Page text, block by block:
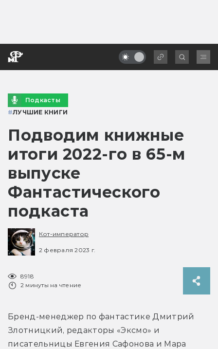
Подкасты
#ЛУЧШИЕ КНИГИ
Подводим книжные
итоги 2022-го в 65-м
выпуске
Фантастического
подкаста
Кот-император
2 февраля 2023 г.
8918
2 минуты на чтение
Бренд-менеджер по фантастике Дмитрий
Злотницкий, редакторы «Эксмо» и
писательницы Евгения Сафонова и Мара